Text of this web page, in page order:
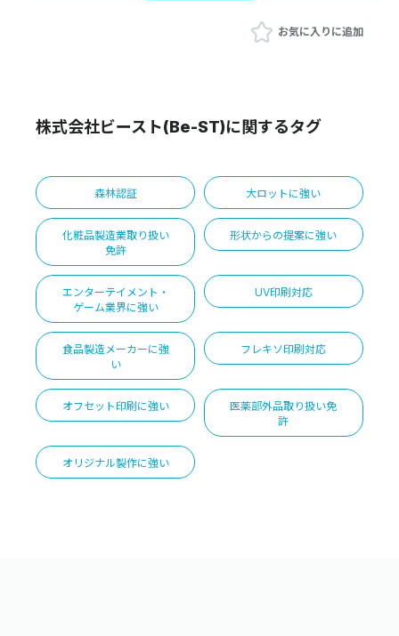
お気に入りに追加
株式会社ビースト(Be-ST)に関するタグ
森林認証 大ロットに強い
化粧品製造業取り扱い
免許
形状からの提案に強い
エンターテイメント・
ゲーム業界に強い
UV印刷対応
食品製造メーカーに強
い
フレキソ印刷対応
オフセット印刷に強い
医薬部外品取り扱い免
許
オリジナル製作に強い